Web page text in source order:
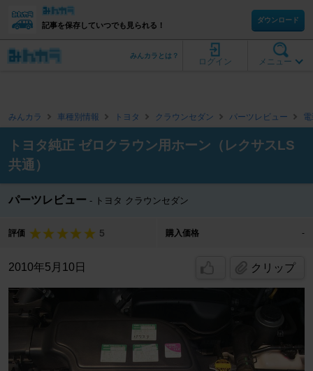
記事を保存していつでも見られる！
ダウンロード
メニュー
ログイン
みんカラとは？
みんカラ 車種別情報 トヨタ クラウンセダン パーツレビュー
トヨタ純正 ゼロクラウン用ホーン（レクサスLS
共通）
パーツレビュー トヨタ クラウンセダン
評価 5 購入価格 -
2010年5月10日 クリップ